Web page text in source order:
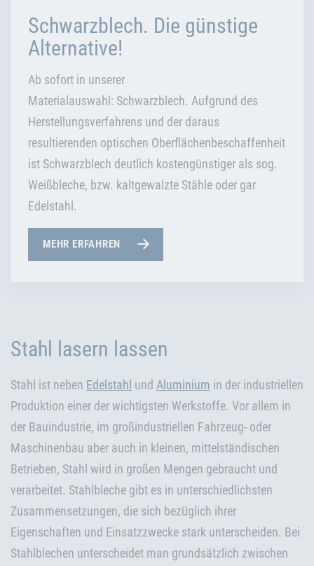
Schwarzblech. Die günstige
Alternative!
Ab sofort in unserer
Materialauswahl: Schwarzblech. Aufgrund des
Herstellungsverfahrens und der daraus
resultierenden optischen Oberflächenbeschaffenheit
ist Schwarzblech deutlich kostengünstiger als sog.
Weißbleche, bzw. kaltgewalzte Stähle oder gar
Edelstahl.
MEHR ERFAHREN
Stahl lasern lassen
Stahl ist neben Edelstahl und Aluminium in der industriellen
Produktion einer der wichtigsten Werkstoffe. Vor allem in
der Bauindustrie, im großindustriellen Fahrzeug- oder
Maschinenbau aber auch in kleinen, mittelständischen
Betrieben, Stahl wird in großen Mengen gebraucht und
verarbeitet. Stahlbleche gibt es in unterschiedlichsten
Zusammensetzungen, die sich bezüglich ihrer
Eigenschaften und Einsatzzwecke stark unterscheiden. Bei
Stahlblechen unterscheidet man grundsätzlich zwischen